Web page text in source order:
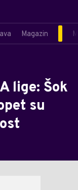
Magazin
lige: Šok
su